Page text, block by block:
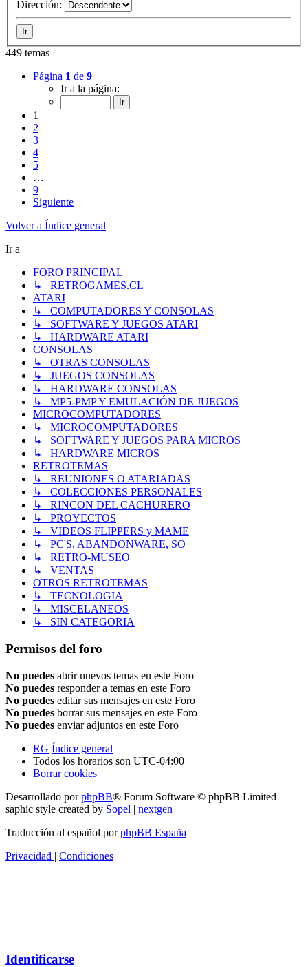
Dirección:
449 temas
Página 1 de 9
Ir a la página:
1
2
3
4
5
…
9
Siguiente
Volver a Índice general
Ir a
FORO PRINCIPAL
↳ RETROGAMES.CL
ATARI
↳ COMPUTADORES Y CONSOLAS
↳ SOFTWARE Y JUEGOS ATARI
↳ HARDWARE ATARI
CONSOLAS
↳ OTRAS CONSOLAS
↳ JUEGOS CONSOLAS
↳ HARDWARE CONSOLAS
↳ MP5-PMP Y EMULACIÓN DE JUEGOS
MICROCOMPUTADORES
↳ MICROCOMPUTADORES
↳ SOFTWARE Y JUEGOS PARA MICROS
↳ HARDWARE MICROS
RETROTEMAS
↳ REUNIONES O ATARIADAS
↳ COLECCIONES PERSONALES
↳ RINCON DEL CACHURERO
↳ PROYECTOS
↳ VIDEOS FLIPPERS y MAME
↳ PC'S, ABANDONWARE, SO
↳ RETRO-MUSEO
↳ VENTAS
OTROS RETROTEMAS
↳ TECNOLOGIA
↳ MISCELANEOS
↳ SIN CATEGORIA
Permisos del foro
No puedes abrir nuevos temas en este Foro
No puedes responder a temas en este Foro
No puedes editar sus mensajes en este Foro
No puedes borrar sus mensajes en este Foro
No puedes enviar adjuntos en este Foro
RG Índice general
Todos los horarios son UTC-04:00
Borrar cookies
Desarrollado porphpBB® Forum Software © phpBB Limited
saphic style created by Sopel | nextgen
Traducción al español porphpBB España
Privacidad | Condiciones
Identificarse